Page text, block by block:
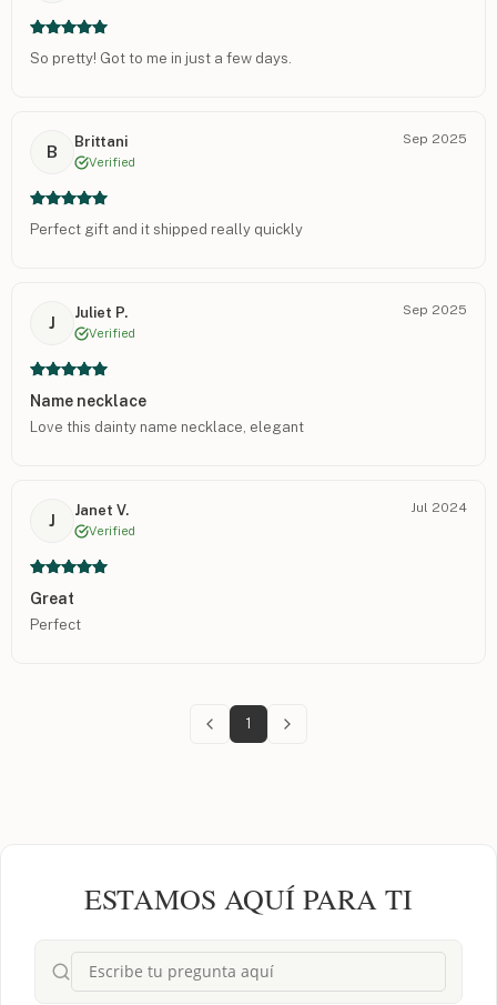
So pretty! Got to me in just a few days.
B
Brittani
Verified
Sep 2025
Perfect gift and it shipped really quickly
J
Juliet P.
Verified
Sep 2025
Name necklace
Love this dainty name necklace, elegant
J
Janet V.
Verified
Jul 2024
Great
Perfect
1
ESTAMOS AQUÍ PARA TI